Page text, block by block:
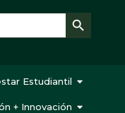
Botón de búsqueda
Estudiantil
+ Innovación